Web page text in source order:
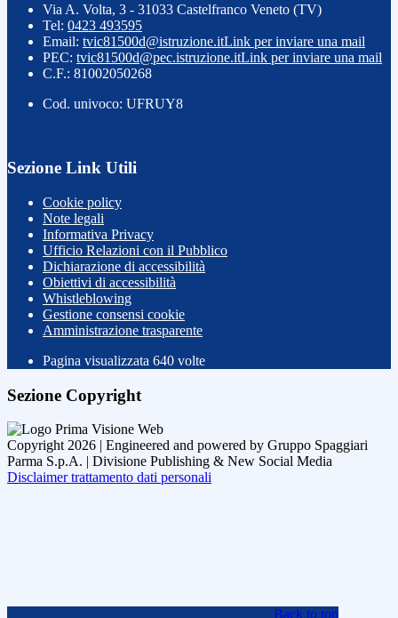
Via A. Volta, 3 - 31033 Castelfranco Veneto (TV)
Tel: 0423 493595
Email: tvic81500d@istruzione.itLink per inviare una mail
PEC: tvic81500d@pec.istruzione.itLink per inviare una mail
C.F.: 81002050268
Cod. univoco: UFRUY8
Sezione Link Utili
Cookie policy
Note legali
Informativa Privacy
Ufficio Relazioni con il Pubblico
Dichiarazione di accessibilità
Obiettivi di accessibilità
Whistleblowing
Gestione consensi cookie
Amministrazione trasparente
Pagina visualizzata 640 volte
Sezione Copyright
Copyright 2026 | Engineered and powered by Gruppo Spaggiari
Parma S.p.A. | Divisione Publishing & New Social Media
Disclaimer trattamento dati personali
Back to top